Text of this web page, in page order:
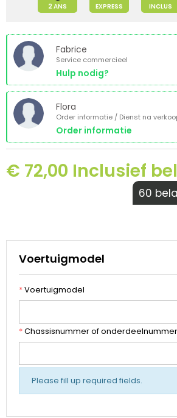
2 ANS EXPRESS INCLUS
Fabrice
Service commercieel
Hulp nodig?
Flora
Order informatie / Dienst na
Order informatie
€ 72,00 Inclusief
60
Voertuigmodel
*Voertuigmodel
*Chassisnummer of onderdeelnummer
Please fill up required fields.